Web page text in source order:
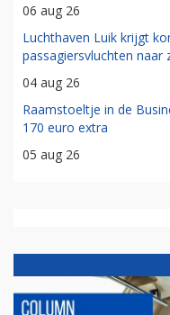
06 aug 26
Luchthaven Luik krijgt
passagiersvluchten naar
04 aug 26
Raamstoeltje in de
170 euro extra
05 aug 26